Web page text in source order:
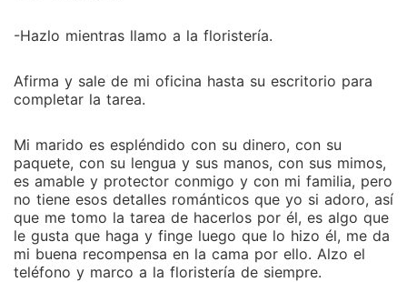
-Hazlo mientras llamo a la floristería.
Afirma y sale de mi oficina hasta su escritorio para
completar la tarea.
Mi marido es espléndido con su dinero, con su
paquete, con su lengua y sus manos, con sus mimos,
es amable y protector conmigo y con mi familia, pero
no tiene esos detalles románticos que yo si adoro, así
que me tomo la tarea de hacerlos por él, es algo que
le gusta que haga y finge luego que lo hizo él, me da
mi buena recompensa en la cama por ello. Alzo el
teléfono y marco a la floristería de siempre.